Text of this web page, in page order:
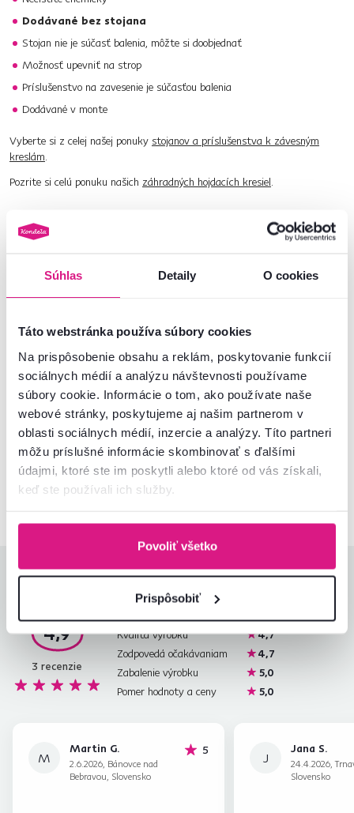
Súhlas Detaily O cookies
Táto webstránka používa súbory cookies
Na prispôsobenie obsahu a reklám, poskytovanie funkcií
sociálnych médií a analýzu návštevnosti používame
súbory cookie. Informácie o tom, ako používate naše
webové stránky, poskytujeme aj našim partnerom v
oblasti sociálnych médií, inzercie a analýzy. Títo partneri
môžu príslušné informácie skombinovať s ďalšími
údajmi, ktoré ste im poskytli alebo ktoré od vás získali,
keď ste používali ich služby.
Povoliť všetko
Prispôsobiť
Dodávané bez stojana
Stojan nie je súčasť balenia, môžte si doobjednať
Možnosť upevniť na strop
Príslušenstvo na zavesenie je súčasťou balenia
Dodávané v monte
Vyberte si z celej našej ponuky stojanov a príslušenstva k závesným
kreslám.
Pozrite si celú ponuku našich záhradných hojdacích kresiel.
Číslo produktu : 0000412900
Základné parametre
Informácie o balení
Nenašli ste požadované informácie?
Kontaktujte nás a my vám radi poradíme
02/ 40 100 100
Hodnotenia produktu
4,9
3 recenzie
Kvalita výrobku
4,7
Zodpovedá očakávaniam
4,7
Zabalenie výrobku
5,0
Pomer hodnoty a ceny
5,0
M
Martin G.
2.6.2026, Bánovce nad
Bebravou, Slovensko
5hviezdičiek
J
Jana S.
24.4.2026,
Slovensko